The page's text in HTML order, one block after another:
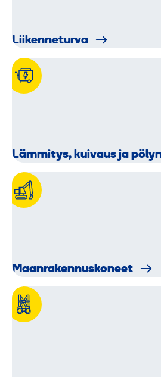
Liikenne­turva
Lämmitys, kuivaus ja
Maanraken­nus­koneet